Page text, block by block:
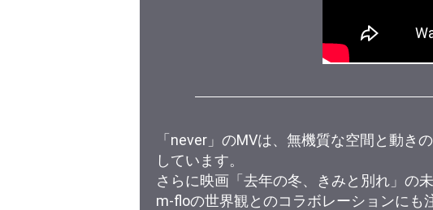
「never」のMVは、無機質な空間と動
しています。
さらに映画「去年の冬、きみと別れ」の
m-floの世界観とのコラボレーションにも